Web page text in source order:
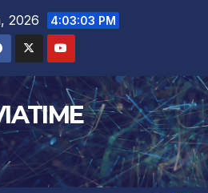
2026 4:03:03 PM